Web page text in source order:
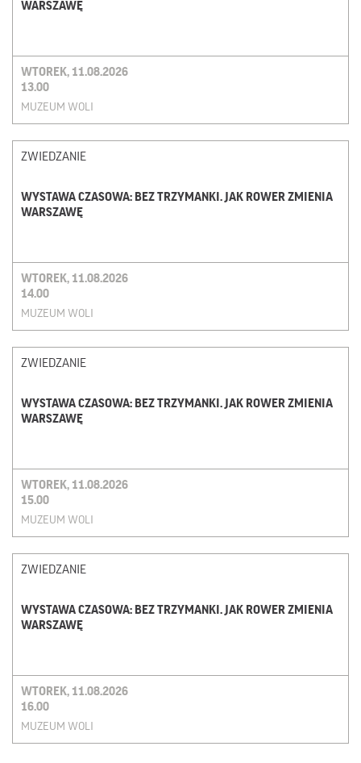
WARSZAWĘ
WTOREK, 11.08.2026
13.00
MUZEUM WOLI
ZWIEDZANIE
WYSTAWA CZASOWA: BEZ TRZYMANKI. JAK ROWER ZMIENIA
WARSZAWĘ
WTOREK, 11.08.2026
14.00
MUZEUM WOLI
ZWIEDZANIE
WYSTAWA CZASOWA: BEZ TRZYMANKI. JAK ROWER ZMIENIA
WARSZAWĘ
WTOREK, 11.08.2026
15.00
MUZEUM WOLI
ZWIEDZANIE
WYSTAWA CZASOWA: BEZ TRZYMANKI. JAK ROWER ZMIENIA
WARSZAWĘ
WTOREK, 11.08.2026
16.00
MUZEUM WOLI